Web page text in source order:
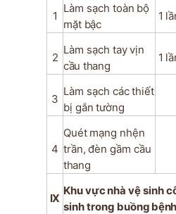
1
Làm sạch toàn bộ
mặtbậc
1
2
Làm sạch tayvịn
cầu thang
1
3
Làm sạch cácthiết
bị gắn tường
4
Quét mạng nhện
trần, đèn gầm cầu
thang
IX
Khuvựcnhà vệsinh
sinhtrong buồng bệnh